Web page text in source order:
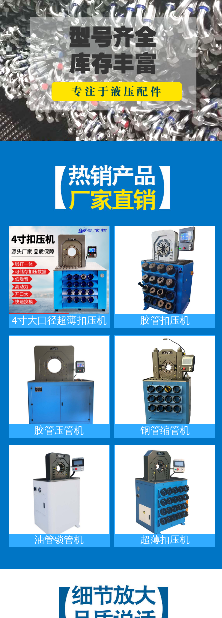
4寸大口径超薄扣压机 胶管扣压机
胶管压管机 钢管缩管机
油管锁管机 超薄扣压机